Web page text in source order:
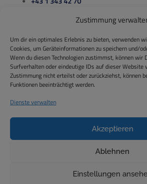
Zustimmung
Um dir ein optimales Erlebnis zu bieten, verwenden
Cookies, um Geräteinformationen zu speichern und/
Wenn du diesen Technologien zustimmst, können wir
Surfverhalten oder eindeutige IDs auf dieser Website
Zustimmung nicht erteilst oder zurückziehst, können
Funktionen beeinträchtigt werden.
Dienste verwalten
Akzeptieren
Ablehnen
Einstellungen
office@temperis.at
office@isg-installationen.at
www.temperis.at
Temperis GmbH
Hintere Ortsstraße 44,
2325 Himberg
Copyright 2024 © Temperis GmbH & ISG